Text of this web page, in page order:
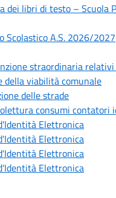
dei libri di testo – Scuola
Scolastico A.S. 2026/2027
straordinaria
della viabilità comunale
delle strade
consumi contatori
Elettronica
Elettronica
Elettronica
Elettronica